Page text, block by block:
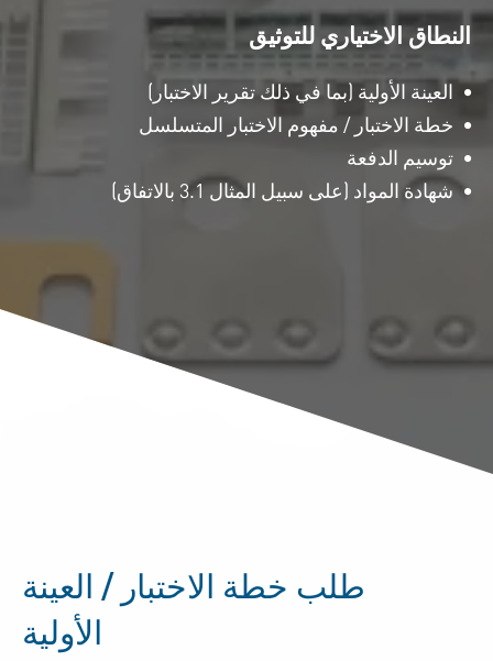
النطاق الاختياري للتوثيق
العينة الأولية (بما في ذلك تقرير الاختبار)
خطة الاختبار / مفهوم الاختبار المتسلسل
توسيم الدفعة
شهادة المواد (على سبيل المثال 3.1 بالاتفاق)
طلب خطة الاختبار / العينة
الأولية